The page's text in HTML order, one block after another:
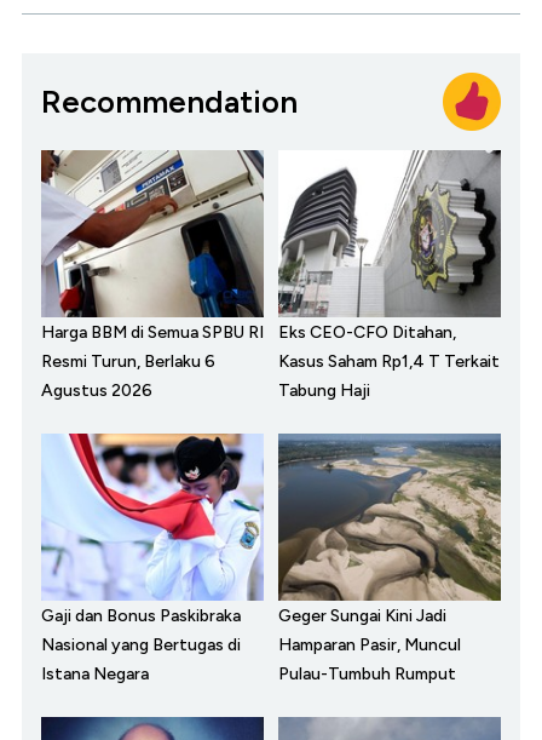
Recommendation
Harga BBM di Semua SPBU RI
Resmi Turun, Berlaku 6
Agustus 2026
Eks CEO-CFO Ditahan,
Kasus Saham Rp1,4 T Terkait
Tabung Haji
Gaji dan Bonus Paskibraka
Nasional yang Bertugas di
Istana Negara
Geger Sungai Kini Jadi
Hamparan Pasir, Muncul
Pulau-Tumbuh Rumput